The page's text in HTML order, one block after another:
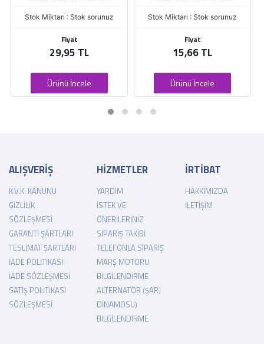
Stok Miktarı : Stok sorunuz
Fiyat
29,95 TL
Ürünü İncele
Stok Miktarı : Stok sorunuz
Fiyat
15,66 TL
Ürünü İncele
ALIŞVERİŞ
K.V.K. KANUNU
GIZLILIK
SÖZLEŞMESI
GARANTI ŞARTLARI
TESLIMAT ŞARTLARI
İADE POLITIKASI
İADE SÖZLEŞMESI
SATIŞ POLITIKASI
SÖZLEŞMESI
HİZMETLER
YARDIM
İSTEK VE
ÖNERILERINIZ
SIPARIŞ TAKIBI
TELEFONLA SIPARIŞ
MARŞ MOTORU
BILGILENDIRME
ALTERNATÖR (ŞARJ
DINAMOSU)
BILGILENDIRME
İRTİBAT
HAKKIMIZDA
İLETIŞIM